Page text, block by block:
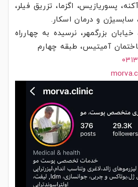
پسوریازیس، اگزما، تزریق فیلر،
سابسیژن و درمان اسکار.
بزرگمهر، نرسیده به چهارراه
آمیتیس، طبقه چهارم